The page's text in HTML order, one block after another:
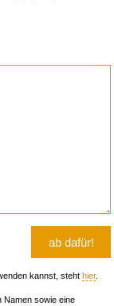
kannst, steht hier.
Namen sowie eine